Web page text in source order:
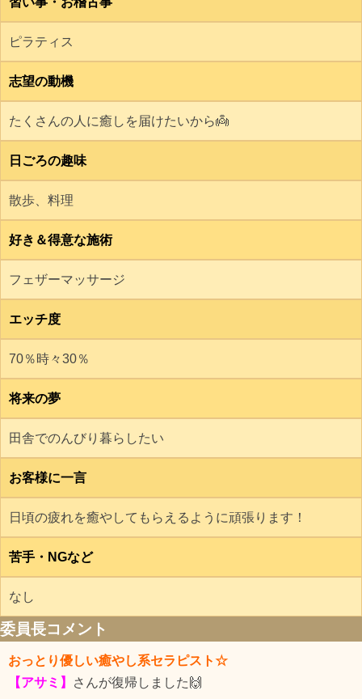
ピラティス
志望の動機
たくさんの人に癒しを届けたいから👼
日ごろの趣味
散歩、料理
好き＆得意な施術
フェザーマッサージ
エッチ度
70％時々30％
将来の夢
田舎でのんびり暮らしたい
お客様に一言
日頃の疲れを癒やしてもらえるように頑張ります！
苦手・NGなど
なし
委員長コメント
おっとり優しい癒やし系セラピスト☆
【アサミ】
さんが復帰しました🙌